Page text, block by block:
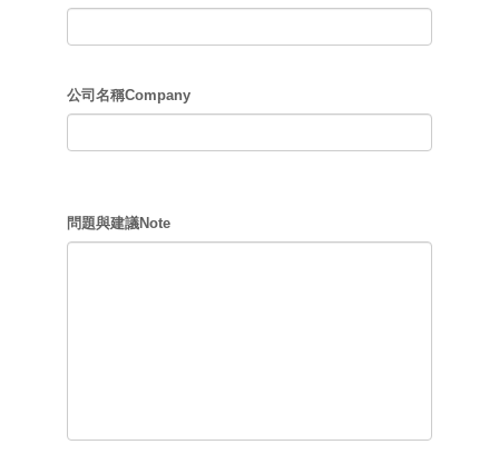
公司名稱Company
問題與建議Note